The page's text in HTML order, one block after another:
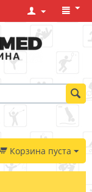
Корзина пуста